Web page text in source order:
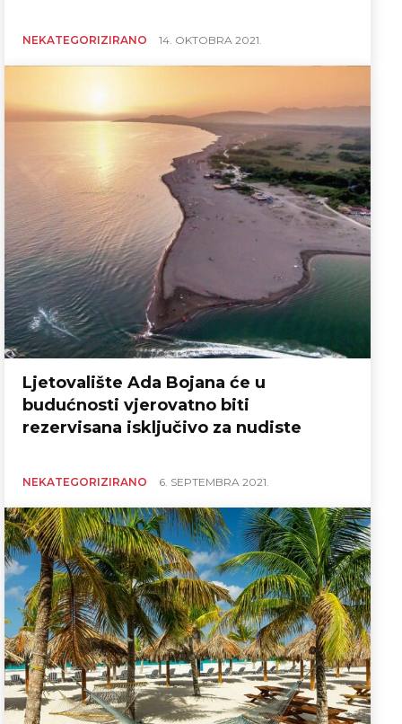
NEKATEGORIZIRANO 14. OKTOBRA 2021.
Ljetovalište Ada Bojana će u
budućnosti vjerovatno biti
rezervisana isključivo za nudiste
NEKATEGORIZIRANO 6. SEPTEMBRA 2021.